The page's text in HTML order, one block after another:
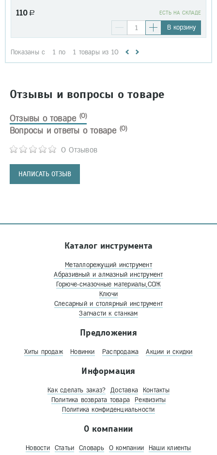
110 a EСТЬ НА СКЛАДЕ
В корзину
Показаны с 1 по 1 товары из 10
Отзывы и вопросы о товаре
Отзывы о товаре (0)
0 Отзывов
НАПИСАТЬ ОТЗЫВ
Вопросы и ответы о товаре (0)
Каталог инструмента
Металлорежущий инструмент
Абразивный и алмазный инструмент
Горюче-смазочные материалы,СОЖ
Ключи
Слесарный и столярный инструмент
Запчасти к станкам
Предложения
Хиты продаж Новинки Распродажа Акции и скидки
Информация
Как сделать заказ? Доставка
Контакты
Политика возврата товара
Реквизиты
Политика конфиденциальности
О компании
Новости Статьи Словарь О компании
Наши клиенты